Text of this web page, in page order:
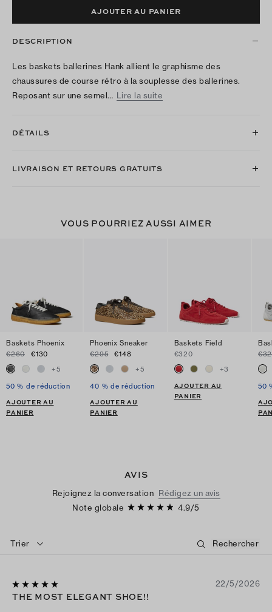
AJOUTER AU PANIER
DESCRIPTION
Les baskets ballerines Hank allient le graphisme des
chaussures de course rétro à la souplesse des ballerines.
Reposant sur une semel… Lire la suite
DÉTAILS
LIVRAISON ET RETOURS GRATUITS
VOUS POURRIEZ AUSSI AIMER
Baskets Phoenix
€260
€130
+5
50 % de réduction
AJOUTER AU
PANIER
Phoenix Sneaker
€295
€148
+5
40 % de réduction
AJOUTER AU
PANIER
Baskets Field
€320
+3
AJOUTER AU
PANIER
50
AVIS
Rejoignez la conversation Rédigez un avis
Note globale
4.9/5
Trier
22/5/2026
THE MOST ELEGANT SHOE!!